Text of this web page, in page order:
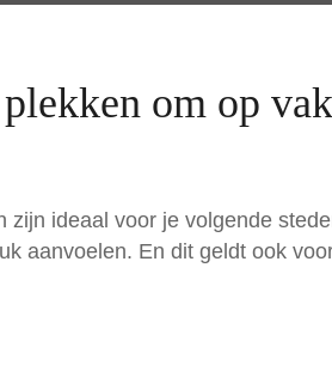
om op
ideaal voor je volgende
aanvoelen. En dit geldt ook